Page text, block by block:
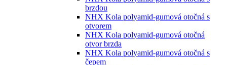
brzdou
NHX Kola polyamid-gumová otočná s
otvorem
NHX Kola polyamid-gumová otočná
otvor brzda
NHX Kola polyamid-gumová otočná s
čepem